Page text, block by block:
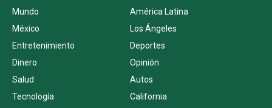
Mundo
América Latina
México
Los Ángeles
Entretenimiento
Deportes
Dinero
Opinión
Salud
Autos
Tecnología
California